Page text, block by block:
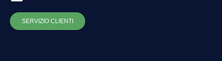
SERVIZIO CLIENTI